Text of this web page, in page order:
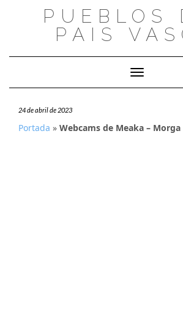
PUEBLOS
PAIS
Cambiar
24 de abril de 2023
Portada » Webcams de Meaka – Morga